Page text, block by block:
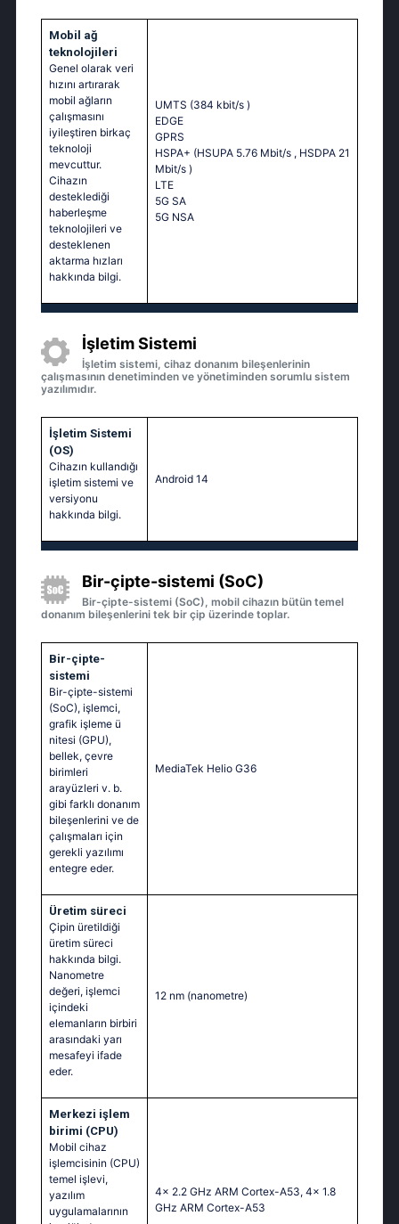
Mobil ağ
teknolojileri
Genel olarak veri
hızını artırarak
mobil ağların
çalışmasını
iyileştiren birkaç
teknoloji
mevcuttur.
Cihazın
desteklediği
haberleşme
teknolojileri ve
desteklenen
aktarma hızları
hakkında bilgi.
UMTS (384 kbit/s )
EDGE
GPRS
HSPA+ (HSUPA 5.76 Mbit/s , HSDPA 21
Mbit/s )
LTE
5G SA
5G NSA
İşletim Sistemi
İşletim sistemi, cihaz donanım bileşenlerinin
çalışmasının denetiminden ve yönetiminden sorumlu sistem
yazılımıdır.
İşletim Sistemi
(OS)
Cihazın kullandığı
işletim sistemi ve
versiyonu
hakkında bilgi.
Android 14
Bir-çipte-sistemi (SoC)
Bir-çipte-sistemi (SoC), mobil cihazın bütün temel
donanım bileşenlerini tek bir çip üzerinde toplar.
Bir-çipte-
sistemi
Bir-çipte-sistemi
(SoC), işlemci,
grafik işleme ü
nitesi (GPU),
bellek, çevre
birimleri
arayüzleri v. b.
gibi farklı donanım
bileşenlerini ve de
çalışmaları için
gerekli yazılımı
entegre eder.
MediaTek Helio G36
Üretim süreci
Çipin üretildiği
üretim süreci
hakkında bilgi.
Nanometre
değeri, işlemci
içindeki
elemanların birbiri
arasındaki yarı
mesafeyi ifade
eder.
12 nm (nanometre)
Merkezi işlem
birimi (CPU)
Mobil cihaz
işlemcisinin (CPU)
temel işlevi,
yazılım
uygulamalarının
4x 2.2 GHz ARM Cortex-A53, 4x 1.8
GHz ARM Cortex-A53